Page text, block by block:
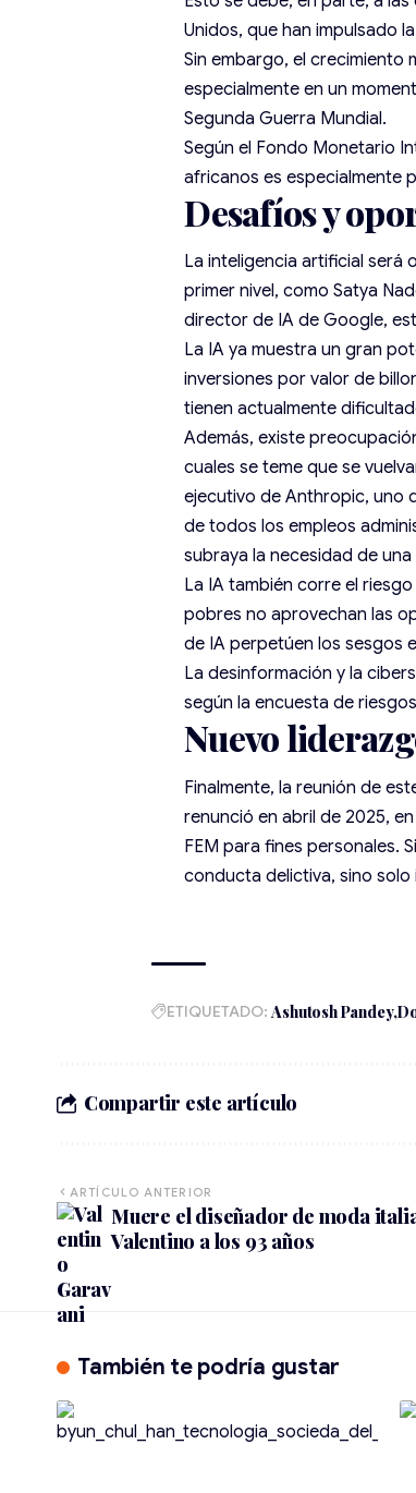
Unidos, que han impulsado
Sin embargo, el crecimiento
especialmente en un
Segunda Guerra Mundial.
Según el Fondo Monetario
africanos es especialmente
Desafíos y
La inteligencia artificial será
primer nivel, como Satya
director de IA de Google,
La IA ya muestra un gran
inversiones por valor de
tienen actualmente
Además, existe
cuales se teme que se
ejecutivo de Anthropic, uno
de todos los empleos
subraya la necesidad de
La IA también corre el
pobres no aprovechan las
de IA perpetúen los sesgos
La desinformación y la
según la encuesta de
Nuevo
Finalmente, la reunión de
renunció en abril de 2025,
FEM para fines personales.
conducta delictiva, sino
ETIQUETADO: Ashutosh Pandey
Compartir este artículo
ARTÍCULO ANTERIOR
Muere el diseñador de moda
Valentino a los 93 años
También te podría gustar